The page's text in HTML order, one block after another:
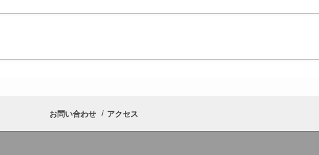
お問い合わせ アクセス